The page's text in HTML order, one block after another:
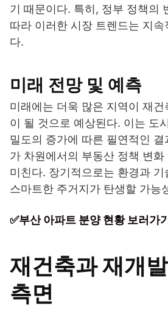
기 때문이다. 특히, 정부 정책의
따라 이러한 시장 트렌드는 지
다.
미래 전망 및 예측
미래에는 더욱 많은 지역이 재
이 될 것으로 예상된다. 이는 도
밀도의 증가에 따른 필연적인
가 차원에서의 부동산 정책 변
미친다. 장기적으로는 환경과
스마트한 주거지가 탄생할 가능
✅부산 아파트 분양 현황 보러가
재건축과 재개
측면